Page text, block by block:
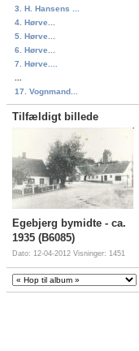
3. H. Hansens ...
4. Hørve...
5. Hørve...
6. Hørve...
7. Hørve....
17. Vognmand...
Tilfældigt billede
Egebjerg bymidte - ca.
1935 (B6085)
Dato: 12-04-2012 Visninger: 1451